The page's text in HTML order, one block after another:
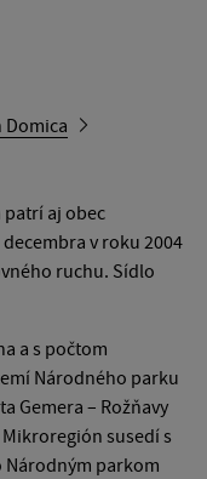
aj obec
v roku 2004
ruchu. Sídlo
a s počtom
Národného parku
Gemera – Rožňavy
susedí s
Národným parkom